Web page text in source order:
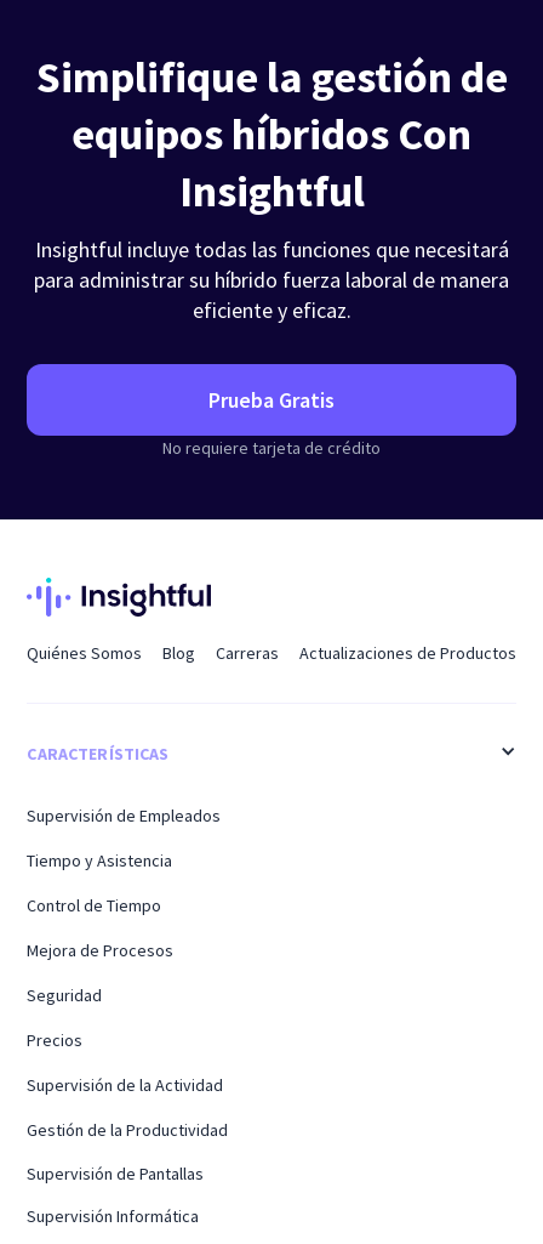
Simplifique la gestión de
equipos híbridos Con
Insightful
Insightful incluye todas las funciones que necesitará
para administrar su híbrido fuerza laboral de manera
eficiente y eficaz.
Prueba Gratis
No requiere tarjeta de crédito
Quiénes Somos Blog Carreras Actualizaciones de Productos
CARACTERÍSTICAS
Supervisión de Empleados
Tiempo y Asistencia
Control de Tiempo
Mejora de Procesos
Seguridad
Precios
Supervisión de la Actividad
Gestión de la Productividad
Supervisión de Pantallas
Supervisión Informática